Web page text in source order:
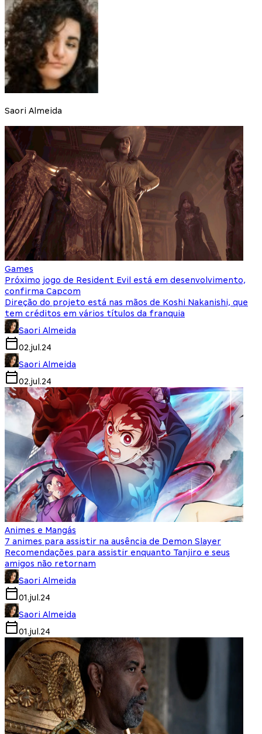
Saori Almeida
Games
Próximo jogo de Resident Evil está em desenvolvimento,
confirma Capcom
Direção do projeto está nas mãos de Koshi Nakanishi, que
tem créditos em vários títulos da franquia
Saori Almeida
02.jul.24
Saori Almeida
02.jul.24
Animes e Mangás
7 animes para assistir na ausência de Demon Slayer
Recomendações para assistir enquanto Tanjiro e seus
amigos não retornam
Saori Almeida
01.jul.24
Saori Almeida
01.jul.24